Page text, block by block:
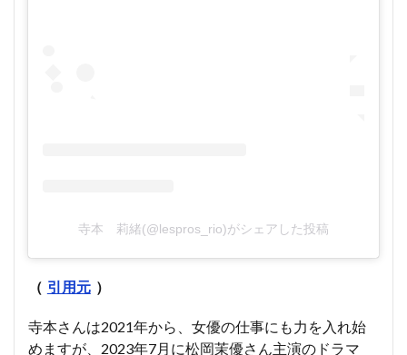
寺本 莉緒(@lespros_rio)がシェアした投稿
（ 引用元 ）
寺本さんは2021年から、女優の仕事にも力を入れ始
めますが、2023年7月に松岡茉優さん主演のドラマ